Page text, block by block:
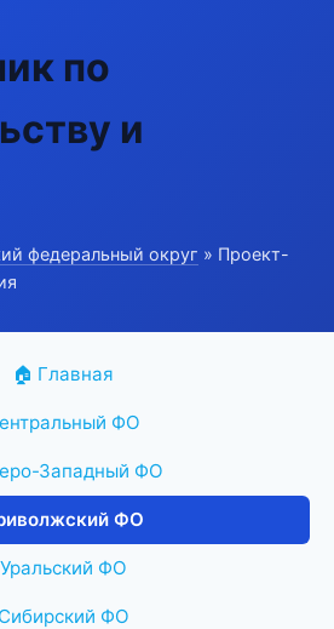
по
и
федеральный округ » Проект-
🏠 Главная
ФО
Западный ФО
ФО
Уральский ФО
Сибирский ФО